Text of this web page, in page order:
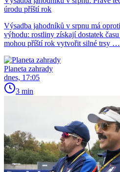
úrodu příští rok
Výsadba jahodníků v srpnu má
výhodu: rostliny získají dostatek
mohou příští rok vytvořit silné trsy …
Planeta zahrady
dnes, 17:05
3 min